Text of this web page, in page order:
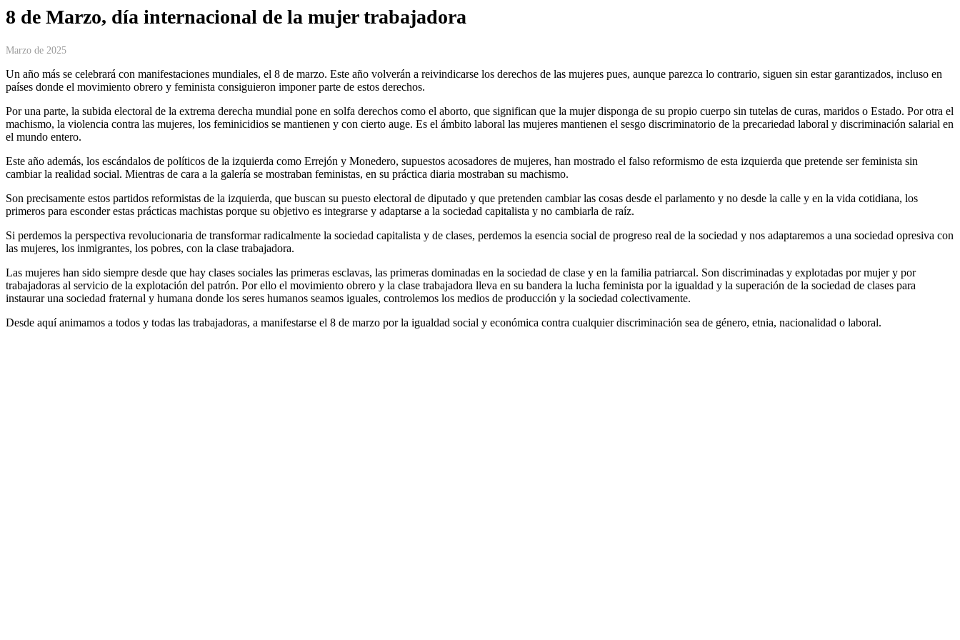
8 de Marzo, día internacional de la mujer trabajadora
Marzo de 2025
Un año más se celebrará con manifestaciones mundiales, el 8 de marzo. Este año volverán a reivindicarse los derechos de las mujeres pues, aunque parezca lo contrario, siguen sin estar garantizados, incluso en
países donde el movimiento obrero y feminista consiguieron imponer parte de estos derechos.
Por una parte, la subida electoral de la extrema derecha mundial pone en solfa derechos como el aborto, que significan que la mujer disponga de su propio cuerpo sin tutelas de curas, maridos o Estado. Por otra el
machismo, la violencia contra las mujeres, los feminicidios se mantienen y con cierto auge. Es el ámbito laboral las mujeres mantienen el sesgo discriminatorio de la precariedad laboral y discriminación salarial en
el mundo entero.
Este año además, los escándalos de políticos de la izquierda como Errejón y Monedero, supuestos acosadores de mujeres, han mostrado el falso reformismo de esta izquierda que pretende ser feminista sin
cambiar la realidad social. Mientras de cara a la galería se mostraban feministas, en su práctica diaria mostraban su machismo.
Son precisamente estos partidos reformistas de la izquierda, que buscan su puesto electoral de diputado y que pretenden cambiar las cosas desde el parlamento y no desde la calle y en la vida cotidiana, los
primeros para esconder estas prácticas machistas porque su objetivo es integrarse y adaptarse a la sociedad capitalista y no cambiarla de raíz.
Si perdemos la perspectiva revolucionaria de transformar radicalmente la sociedad capitalista y de clases, perdemos la esencia social de progreso real de la sociedad y nos adaptaremos a una sociedad opresiva con
las mujeres, los inmigrantes, los pobres, con la clase trabajadora.
Las mujeres han sido siempre desde que hay clases sociales las primeras esclavas, las primeras dominadas en la sociedad de clase y en la familia patriarcal. Son discriminadas y explotadas por mujer y por
trabajadoras al servicio de la explotación del patrón. Por ello el movimiento obrero y la clase trabajadora lleva en su bandera la lucha feminista por la igualdad y la superación de la sociedad de clases para
instaurar una sociedad fraternal y humana donde los seres humanos seamos iguales, controlemos los medios de producción y la sociedad colectivamente.
Desde aquí animamos a todos y todas las trabajadoras, a manifestarse el 8 de marzo por la igualdad social y económica contra cualquier discriminación sea de género, etnia, nacionalidad o laboral.